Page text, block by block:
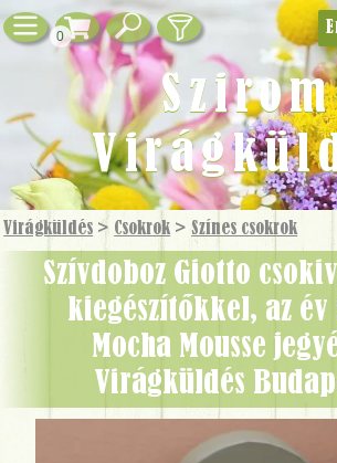
0
Virágküldés > Csokrok >Színes csokrok
Szívdoboz Giotto csokival, barna
kiegészítőkkel, az év
Mocha Mousse
Virágküldés
Szirom